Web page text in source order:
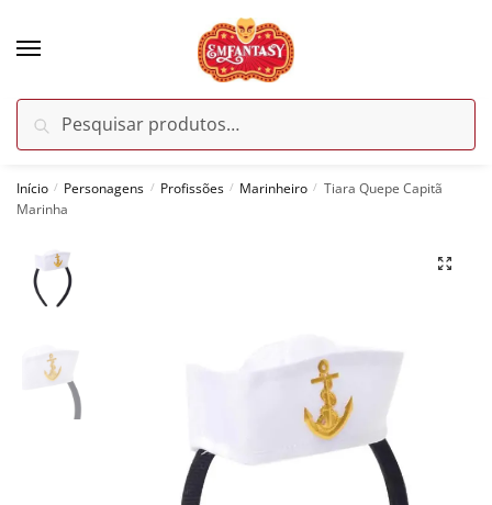
por:
Pesquisar
Início / Personagens / Profissões / Marinheiro / Tiara Quepe Capitã
Marinha